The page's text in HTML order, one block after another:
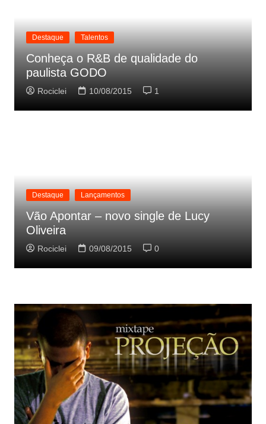
Destaque Talentos
Conheça o R&B de qualidade do
paulista GODO
Rociclei 10/08/2015 1
Destaque Lançamentos
Vão Apontar – novo single de Lucy
Oliveira
Rociclei 09/08/2015 0